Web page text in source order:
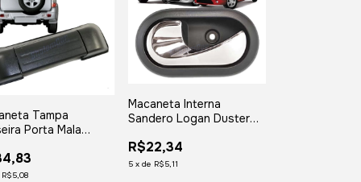
Tampa
Porta Mala
R$5,08
Macaneta Interna
Sandero Logan Duster
Esquerdo
R$22,34
5 x de R$5,11